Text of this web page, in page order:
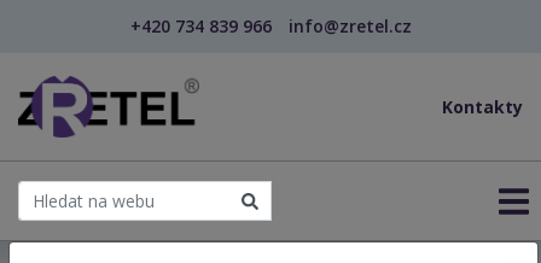
+420 734 839 966 info@zretel.cz
Kontakty